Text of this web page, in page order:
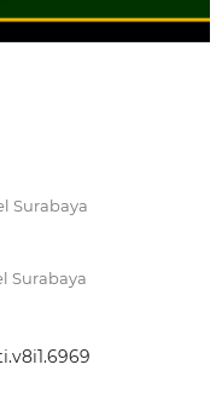
Surabaya
Surabaya